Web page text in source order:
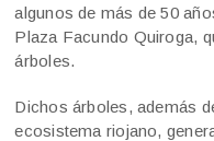
algunos de más de 50
Plaza Facundo Quiroga,
árboles.
Dichos árboles, además
ecosistema riojano,